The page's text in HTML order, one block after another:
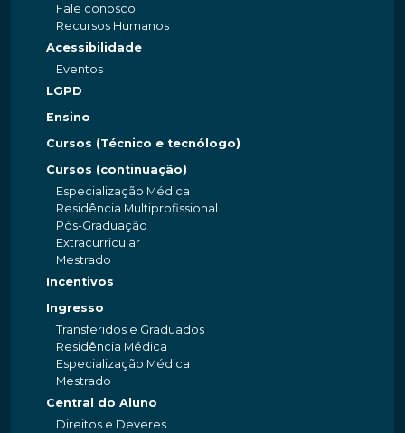
Fale conosco
Recursos Humanos
Acessibilidade
Eventos
LGPD
Ensino
Cursos (Técnico e tecnólogo)
Cursos (continuação)
Especialização Médica
Residência Multiprofissional
Pós-Graduação
Extracurricular
Mestrado
Incentivos
Ingresso
Transferidos e Graduados
Residência Médica
Especialização Médica
Mestrado
Central do Aluno
Direitos e Deveres